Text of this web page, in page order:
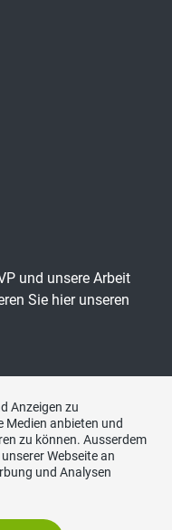
und unsere Arbeit
Sie hier unseren
Anzeigen zu
Medien anbieten und
zu können. Ausserdem
Webseite an
und Analysen